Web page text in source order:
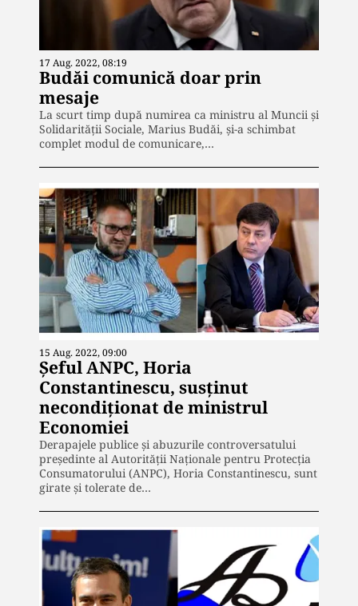
17 Aug. 2022, 08:19
Budăi comunică doar prin
mesaje
La scurt timp după numirea ca ministru al Muncii și
Solidarității Sociale, Marius Budăi, și-a schimbat
complet modul de comunicare,…
15 Aug. 2022, 09:00
Șeful ANPC, Horia
Constantinescu, susținut
necondiționat de ministrul
Economiei
Derapajele publice și abuzurile controversatului
președinte al Autorității Naționale pentru Protecția
Consumatorului (ANPC), Horia Constantinescu, sunt
girate și tolerate de…